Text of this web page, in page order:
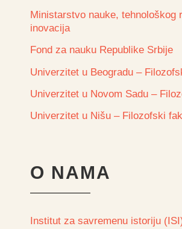
Ministarstvo nauke, tehnološkog
inovacija
Fond za nauku Republike Srbije
Univerzitet u Beogradu –
Univerzitet u Novom Sadu –
Univerzitet u Nišu – Filozofski
O NAMA
Institut za savremenu istoriju